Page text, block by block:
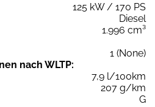
125 kW / 170 PS
Diesel
1.996 cm³
1 (None)
nach WLTP:
7,9 l/100km
207 g/km
G